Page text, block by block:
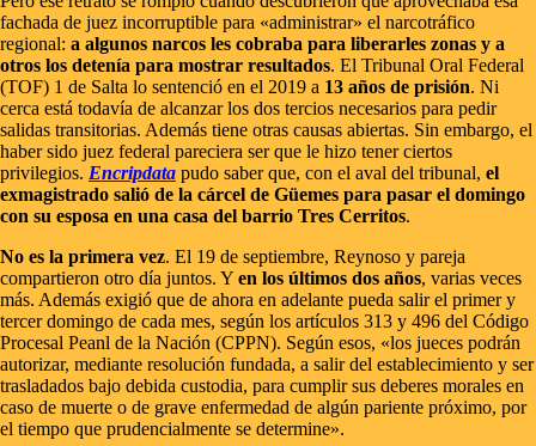
fachada de juez incorruptible para «administrar» el narcotráfico
regional: a algunos narcos les cobraba para liberarles zonas y a
otros los detenía para mostrar resultados. El Tribunal Oral Federal
(TOF) 1 de Salta lo sentenció en el 2019 a 13 años de prisión. Ni
cerca está todavía de alcanzar los dos tercios necesarios para pedir
salidas transitorias. Además tiene otras causas abiertas. Sin embargo, el
haber sido juez federal pareciera ser que le hizo tener ciertos
privilegios. Encripdata pudo saber que, con el aval del tribunal, el
exmagistrado salió de la cárcel de Güemes para pasar el domingo
con su esposa en una casa del barrio Tres Cerritos.
No es la primera vez. El 19 de septiembre, Reynoso y pareja
compartieron otro día juntos. Y en los últimos dos años, varias veces
más. Además exigió que de ahora en adelante pueda salir el primer y
tercer domingo de cada mes, según los artículos 313 y 496 del Código
Procesal Peanl de la Nación (CPPN). Según esos, «los jueces podrán
autorizar, mediante resolución fundada, a salir del establecimiento y ser
trasladados bajo debida custodia, para cumplir sus deberes morales en
caso de muerte o de grave enfermedad de algún pariente próximo, por
el tiempo que prudencialmente se determine».